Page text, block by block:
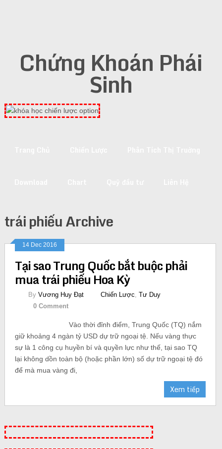
Chứng Khoán Phái
Sinh
trái phiếu Archive
14 Dec 2016
Tại sao Trung Quốc bắt buộc phải
mua trái phiếu Hoa Kỳ
By Vương Huy Đạt Chiến Lược Tư Duy
0 Comment
Vào thời đỉnh điểm, Trung Quốc (TQ) nắm
giữ khoảng 4 ngàn tỷ USD dự trữ ngoại tệ. Nếu vàng thực
sự là 1 công cụ huyền bí và quyền lực như thế, tại sao TQ
lại không dồn toàn bộ (hoặc phần lớn) số dự trữ ngoại tệ đó
để mà mua vàng đi,
Xem tiếp